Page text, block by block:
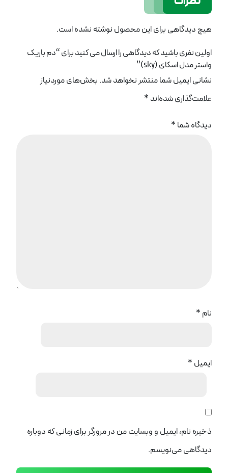
هیچ دیدگاهی برای این محصول نوشته نشده است.
اولین نفری باشید که دیدگاهی را ارسال می کنید برای “دم باریک
واستر مدل اسکای (sky)”
نشانی ایمیل شما منتشر نخواهد شد. بخش‌های موردنیاز
علامت‌گذاری شده‌اند *
دیدگاه شما *
نام *
ایمیل *
ذخیره نام، ایمیل و وبسایت من در مرورگر برای زمانی که دوباره
دیدگاهی می‌نویسم.